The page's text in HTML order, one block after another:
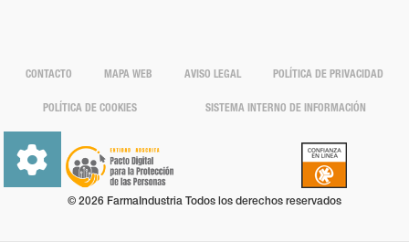
CONTACTO MAPA WEB AVISO LEGAL POLÍTICA DE PRIVACIDAD
POLÍTICA DE COOKIES SISTEMA INTERNO DE INFORMACIÓN
© 2026 FarmaIndustria Todos los derechos reservados